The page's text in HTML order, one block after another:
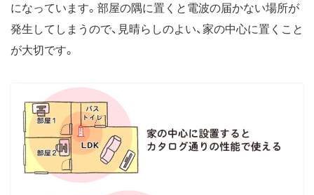
になっています。部屋の隅に置くと電波の届かない場所が
発生してしまうので、見晴らしのよい、家の中心に置くこと
が大切です。